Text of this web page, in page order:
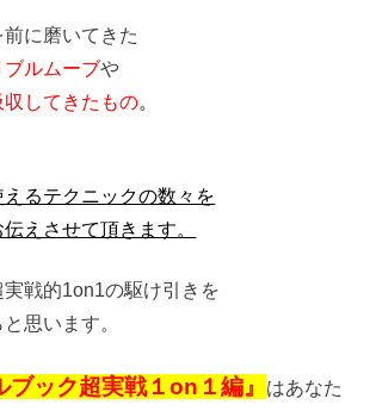
に磨いてきた
ブルムーブや
してきたもの。
るテクニックの数々を
えさせて頂きます。
戦的1on1の駆け引きを
思います。
ブック超実戦１on１編』
はあなた